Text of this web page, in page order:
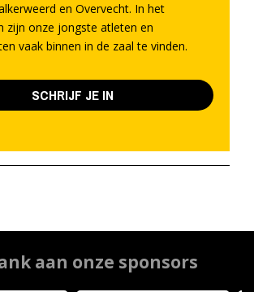
en Overvecht. In het
zijn onze jongste atleten en
vaak binnen in de zaal te vinden.
SCHRIJF JE IN
aan onze sponsors